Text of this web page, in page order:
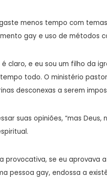
menos tempo com
gay e uso de métodos
claro, e eu sou um filho da
todo. O ministério
desconexas a serem
suas opiniões, “mas Deus,
se eu aprovava
pessoa gay, endossa a